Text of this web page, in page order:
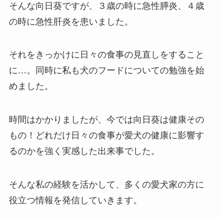
そんな向日葵ですが、３歳の時に急性膵炎、４歳
の時に急性肝炎を患いました。
それをきっかけに日々の食事の見直しをすること
に…。同時に私も犬のフードについての勉強を始
めました。
時間はかかりましたが、今では向日葵は健康その
もの！どれだけ日々の食事が愛犬の健康に影響す
るのかを強く実感した出来事でした。
そんな私の経験を活かして、多くの愛犬家の方に
役立つ情報を発信していきます。